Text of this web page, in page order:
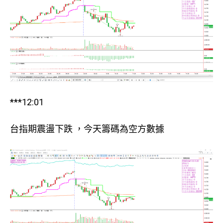
***12:01
台指期震盪下跌 ，今天籌碼為空方數據